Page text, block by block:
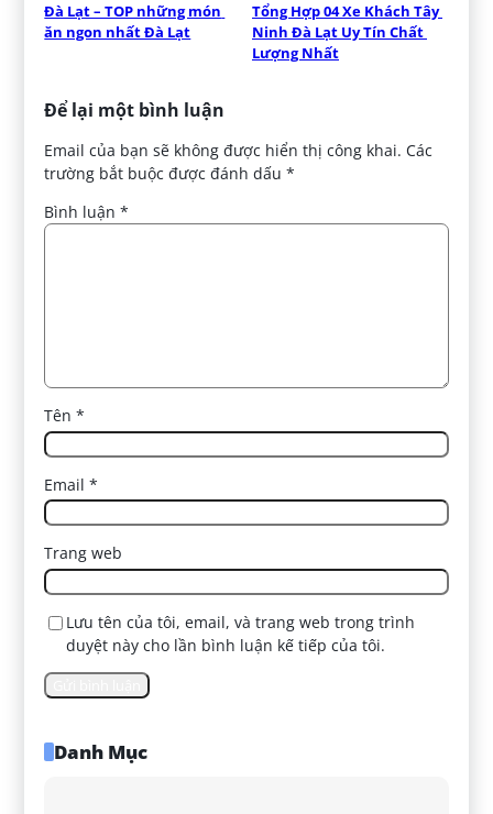
Đà Lạt – TOP những món
ăn ngon nhất Đà Lạt
Tổng Hợp 04 Xe Khách Tây
Ninh Đà Lạt Uy Tín Chất
Lượng Nhất
Để lại một bình luận
Email của bạn sẽ không được hiển thị công khai. Các
trường bắt buộc được đánh dấu*
Bình luận*
Tên*
Email*
Trang web
Lưu tên của tôi, email, và trang web trong trình
duyệt này cho lần bình luận kế tiếp của tôi.
Danh Mục